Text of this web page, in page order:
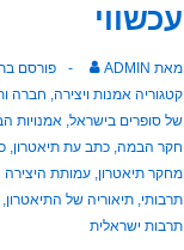
עכשווי
מאת ADMIN פורסם
קטגוריה אמנות ויצירה, חברה
של סופרים בישראל, אמנויות
חקר הבמה, כתב עת תיאטרון,
מחקר תיאטרון, עמותת היצירה
תרבותי, תיאוריה של התיאטרון,
תרבות ישראלית